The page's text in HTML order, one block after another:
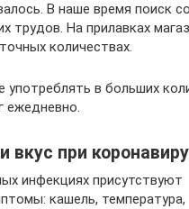
В наше время поиск
трудов. На прилавках
количествах.
употреблять в больших
ежедневно.
вкус при
инфекциях присутствуют
кашель, температура,